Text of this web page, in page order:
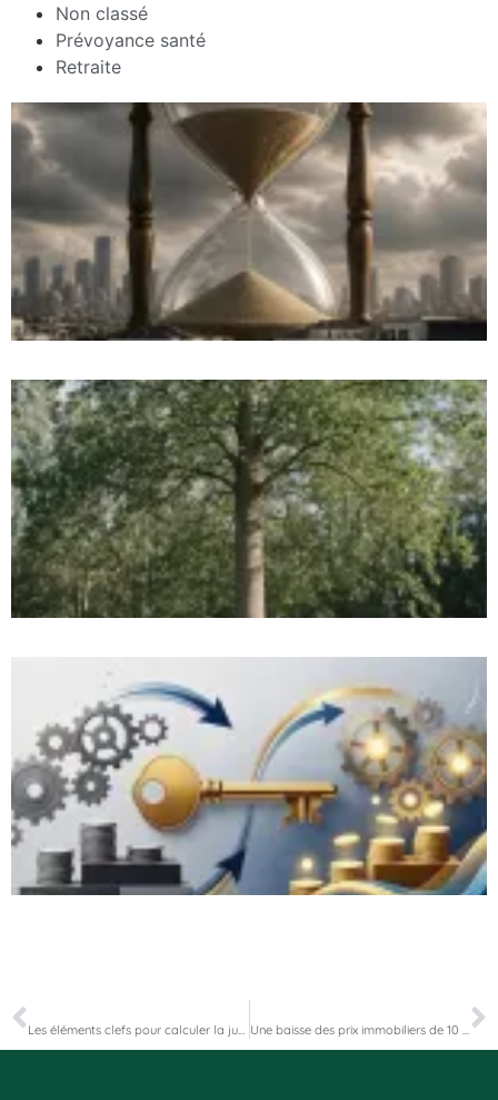
Non classé
Prévoyance santé
Retraite
Les éléments clefs pour calculer la juste valeur d’un bien immobilier Une baisse des prix immobiliers de 10 % est attendue en France en 2023